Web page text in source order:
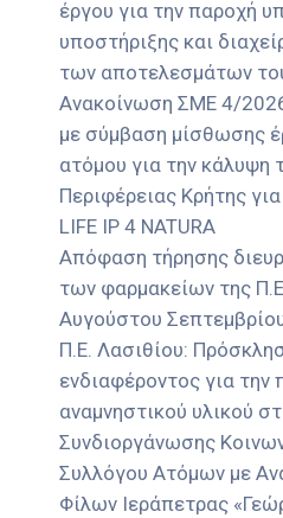
έργου για την παροχή
υποστήριξης και
των αποτελεσμάτων
Ανακοίνωση ΣΜΕ 4/
με σύμβαση μίσθωσης
ατόμου για την κάλυψη
Περιφέρειας Κρήτης
LIFE IP 4 NATURA
Απόφαση τήρησης
των φαρμακείων της
Αυγούστου
Π.Ε. Λασιθίου:
ενδιαφέροντος για την
αναμνηστικού υλικού
Συνδιοργάνωσης
Συλλόγου Ατόμων με
Φίλων Ιεράπετρας